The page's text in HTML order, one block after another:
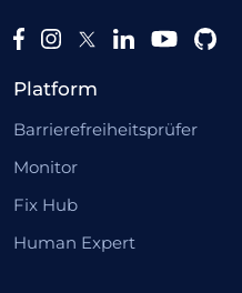
Platform
Barrierefreiheitsprüfer
Monitor
Fix Hub
Human Expert